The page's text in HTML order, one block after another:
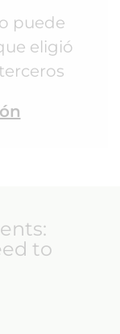
puede
eligió
to